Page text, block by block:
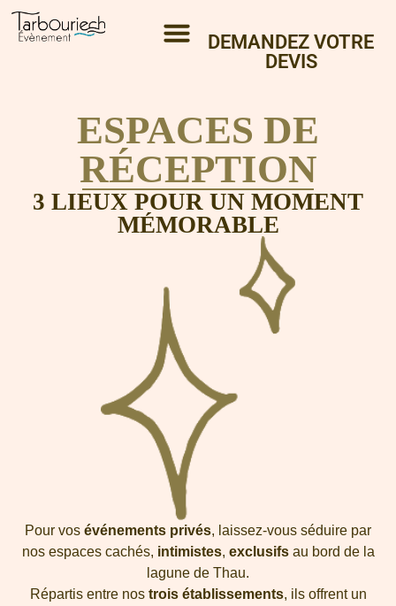
DEMANDEZ VOTRE
DEVIS
ESPACES DE
RÉCEPTION
3 LIEUX POUR UN MOMENT
MÉMORABLE
Pour vos événements privés, laissez-vous séduire par
nos espaces cachés, intimistes, exclusifsau bord de la
lagune de Thau.
Répartis entre nostrois établissements, ils offrent un